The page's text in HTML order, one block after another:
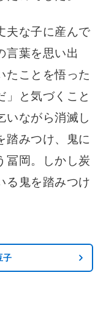
夫な子に産んで
言葉を思い出
たことを悟った
」と気づくこと
いながら消滅し
踏みつけ、鬼に
冨岡。しかし炭
る鬼を踏みつけ
子